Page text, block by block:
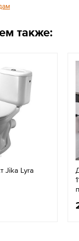
также:
Jika Lyra